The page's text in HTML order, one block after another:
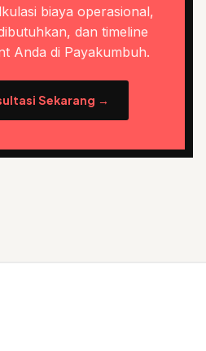
biaya operasional,
dan timeline
Anda di Payakumbuh.
Sekarang →